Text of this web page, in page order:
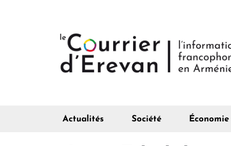
Actualités Société Économie